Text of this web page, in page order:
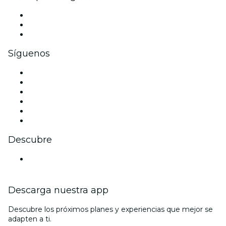
Síguenos
Descubre
Descarga nuestra app
Descubre los próximos planes y experiencias que mejor se
adapten a ti.